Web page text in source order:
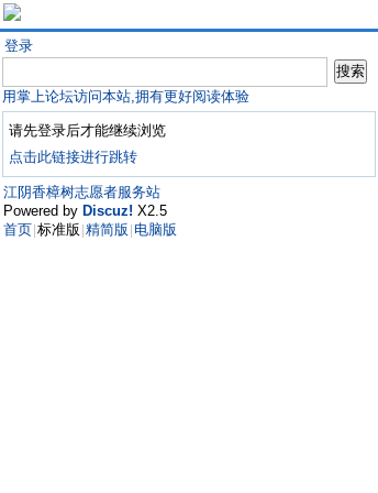
登录
用掌上论坛访问本站,拥有更好阅读体验
请先登录后才能继续浏览
点击此链接进行跳转
江阴香樟树志愿者服务站
Powered by Discuz! X2.5
首页 标准版 精简版 电脑版